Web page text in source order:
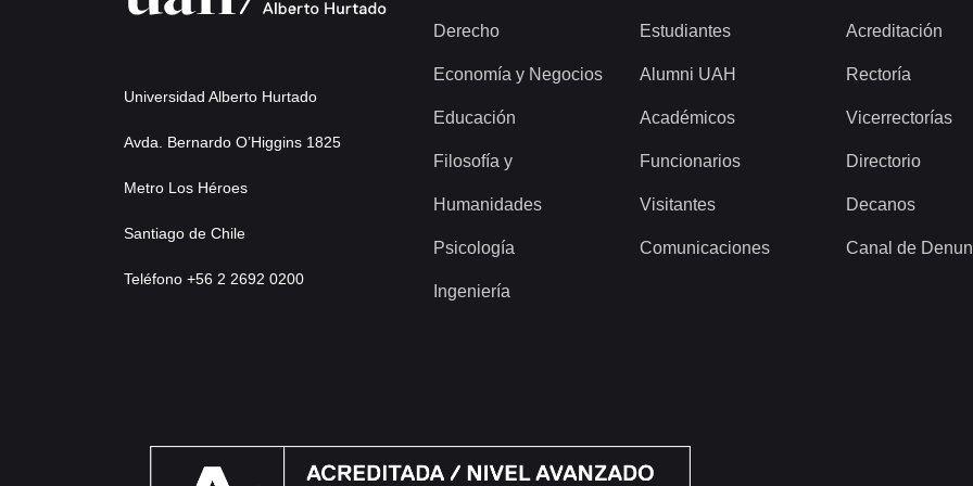
Universidad Alberto Hurtado
Avda. Bernardo O’Higgins 1825
Metro Los Héroes
Santiago de Chile
Teléfono +56 2 2692 0200
Derecho
Economía y Negocios
Educación
Filosofía y
Humanidades
Psicología
Ingeniería
Estudiantes
Alumni UAH
Académicos
Funcionarios
Visitantes
Comunicaciones
Acreditación
Rectoría
Vicerrectorías
Directorio
Decanos
Canal de